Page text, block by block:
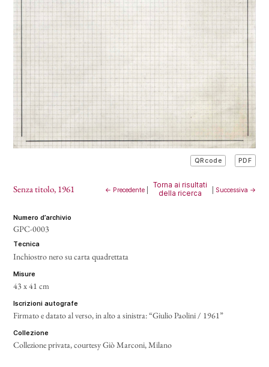
QRcode PDF
Senza titolo, 1961 ← Precedente|
Torna ai risultati
della ricerca
Successiva →
numero d’archivio
GPC-0003
tecnica
Inchiostro nero su carta quadrettata
misure
43 x 41 cm
iscrizioni autografe
Firmato e datato al verso, in alto a sinistra: “Giulio Paolini / 1961”
collezione
Collezione privata, courtesy Giò Marconi, Milano